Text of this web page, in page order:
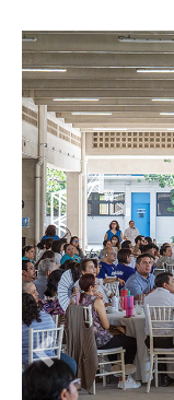
educativo,